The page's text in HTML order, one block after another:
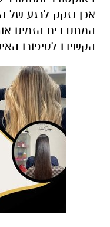
במשטרת ישראל
ואכיפת החוק,
רגישות, ערנות